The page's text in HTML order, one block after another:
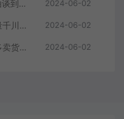
2024千川全域投流精品实操：由谈到深一步一步讲解，教你直播带货-15节 2024-06-02
Dou+小店随心推巨量本地推巨量千川投放课从基础到进阶实操投放课 2024-06-02
多多店铺操盘手2.0新课，拼多多卖货的底层逻辑，打造爆款的3个周期 2024-06-02